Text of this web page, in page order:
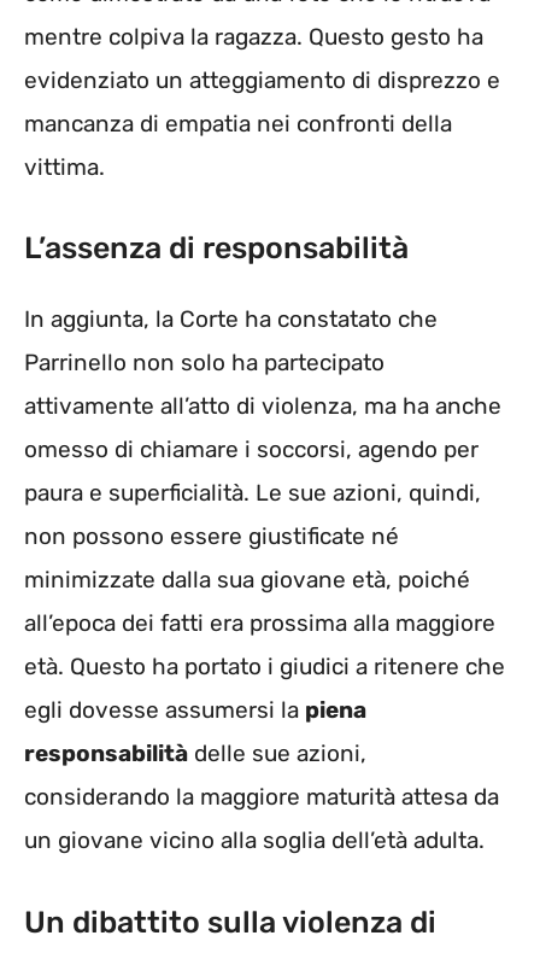
mentre colpiva la ragazza. Questo gesto ha
evidenziato un atteggiamento di disprezzo e
mancanza di empatia nei confronti della
vittima.
L’assenza di responsabilità
In aggiunta, la Corte ha constatato che
Parrinello non solo ha partecipato
attivamente all’atto di violenza, ma ha anche
omesso di chiamare i soccorsi, agendo per
paura e superficialità. Le sue azioni, quindi,
non possono essere giustificate né
minimizzate dalla sua giovane età, poiché
all’epoca dei fatti era prossima alla maggiore
età. Questo ha portato i giudici a ritenere che
egli dovesse assumersi la piena
responsabilità delle sue azioni,
considerando la maggiore maturità attesa da
un giovane vicino alla soglia dell’età adulta.
Un dibattito sulla violenza di